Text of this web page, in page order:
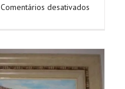
Comentários desativados
Terra.